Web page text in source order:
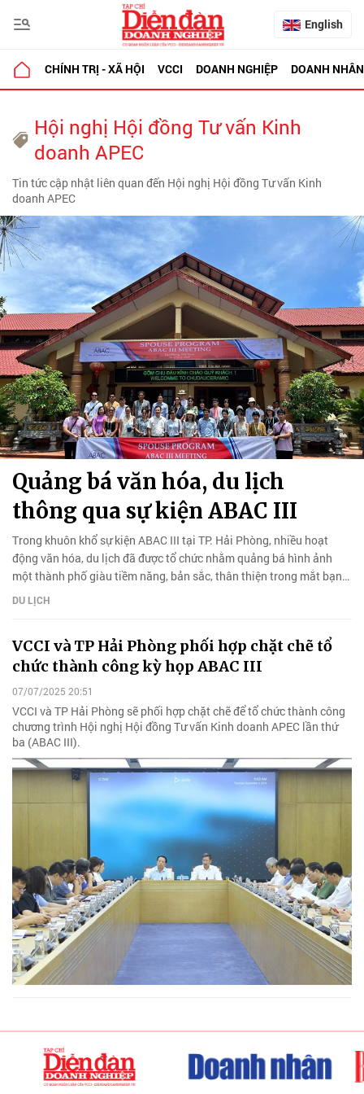
English
CHÍNH TRỊ - XÃ HỘI VCCI DOANH NGHIỆP DOANH NHÂN
Hội nghị Hội đồng Tư vấn Kinh
doanh APEC
Tin tức cập nhật liên quan đến Hội nghị Hội đồng Tư vấn Kinh
doanh APEC
Quảng bá văn hóa, du lịch
thông qua sự kiện ABAC III
Trong khuôn khổ sự kiện ABAC III tại TP. Hải Phòng, nhiều hoạt
động văn hóa, du lịch đã được tổ chức nhằm quảng bá hình ảnh
một thành phố giàu tiềm năng, bản sắc, thân thiện trong mắt bạn
bè quốc tế.
DU LỊCH
VCCI và TP Hải Phòng phối hợp chặt chẽ tổ
chức thành công kỳ họp ABAC III
07/07/2025 20:51
VCCI và TP Hải Phòng sẽ phối hợp chặt chẽ để tổ chức thành công
chương trình Hội nghị Hội đồng Tư vấn Kinh doanh APEC lần thứ
ba (ABAC III).